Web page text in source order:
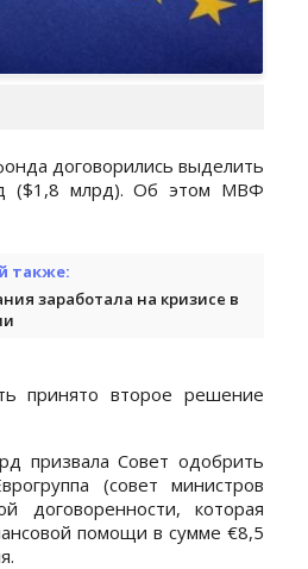
договорились выделить
($1,8 млрд). Об этом МВФ
также:
заработала на кризисе в
принято второе решение
призвала Совет одобрить
(совет министров
договоренности, которая
помощи в сумме €8,5